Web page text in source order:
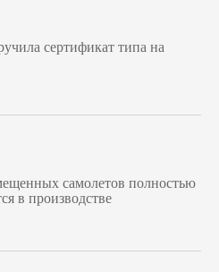
сертификат типа на
самолетов полностью
в производстве